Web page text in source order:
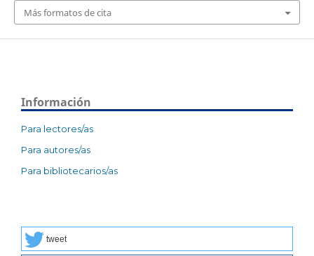
Más formatos de cita
Información
Para lectores/as
Para autores/as
Para bibliotecarios/as
tweet